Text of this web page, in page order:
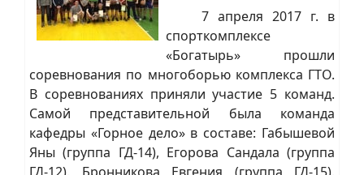
7 апреля 2017 г. в
спорткомплексе
«Богатырь» прошли
соревнования по многоборью комплекса ГТО.
В соревнованиях приняли участие 5 команд.
Самой представительной была команда
кафедры «Горное дело» в составе: Габышевой
Яны (группа ГД-14), Егорова Сандала (группа